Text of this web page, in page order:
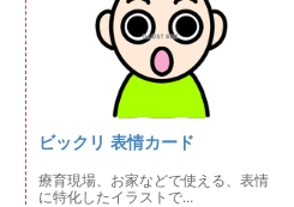
ビックリ 表情カード
療育現場、お家などで使える、表情
に特化したイラストで...